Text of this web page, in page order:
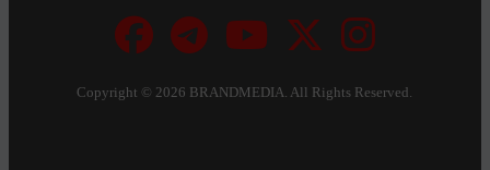
Copyright ©2026 BRANDMEDIA. All Rights Reserved.